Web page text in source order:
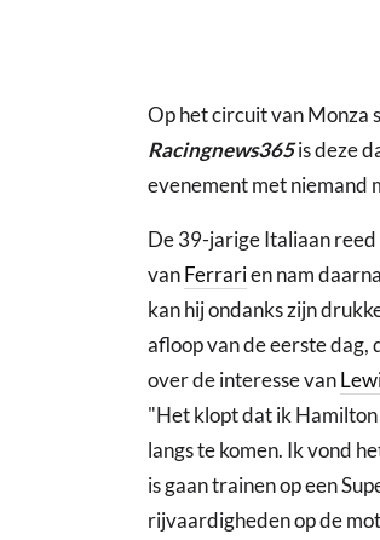
Op het circuit van Monza
Racingnews365is deze
evenement met niemand
De 39-jarige Italiaan
vanFerrarien nam
kan hij ondanks zijn
afloop van de eerste dag,
over de interesse van
"Het klopt dat ik Hamilton
langs te komen. Ik vond
is gaan trainen op een
rijvaardigheden op de